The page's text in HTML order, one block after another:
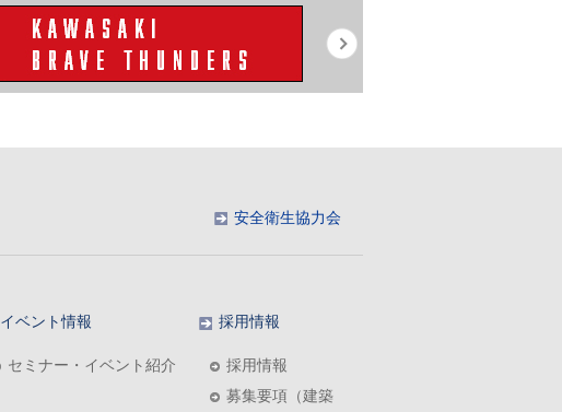
安全衛生協力会
イベント情報
セミナー・イベント紹介
採用情報
採用情報
募集要項（建築